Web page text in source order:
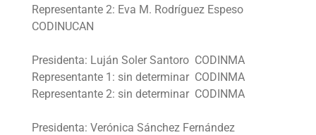
Representante 2: Eva M. Rodríguez Espeso
CODINUCAN
Presidenta: Luján Soler Santoro CODINMA
Representante 1: sin determinar CODINMA
Representante 2: sin determinar CODINMA
Presidenta: Verónica Sánchez Fernández